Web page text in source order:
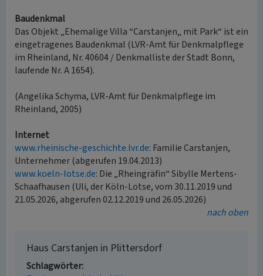
Baudenkmal
Das Objekt „Ehemalige Villa “Carstanjen„ mit Park“ ist ein
eingetragenes Baudenkmal (LVR-Amt für Denkmalpflege
im Rheinland, Nr. 40604 / Denkmalliste der Stadt Bonn,
laufende Nr. A 1654).
(Angelika Schyma, LVR-Amt für Denkmalpflege im
Rheinland, 2005)
Internet
www.rheinische-geschichte.lvr.de: Familie Carstanjen,
Unternehmer (abgerufen 19.04.2013)
www.koeln-lotse.de: Die „Rheingräfin“ Sibylle Mertens-
Schaafhausen (Uli, der Köln-Lotse, vom 30.11.2019 und
21.05.2026, abgerufen 02.12.2019 und 26.05.2026)
nach oben
Haus Carstanjen in Plittersdorf
Schlagwörter